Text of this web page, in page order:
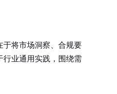
于将市场洞察、合规要
业通用实践，围绕需